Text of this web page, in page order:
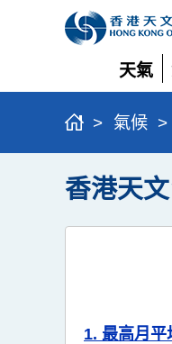
天氣
展
開
> 氣候 >
香港天
1. 最高月平